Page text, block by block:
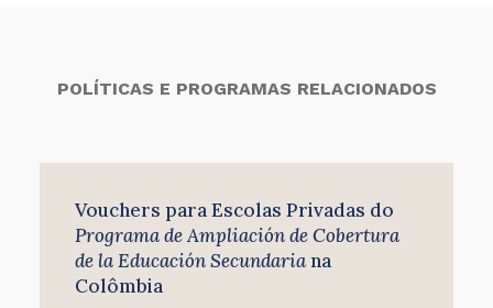
POLÍTICAS E PROGRAMAS RELACIONADOS
Vouchers para Escolas Privadas do
Programa de Ampliación de Cobertura
de la Educación Secundariana
Colômbia